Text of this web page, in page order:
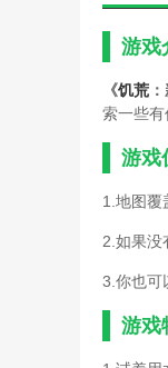
游戏
《饥荒
索一些有
游戏
1.地图覆
2.如果没
3.你也可
游戏